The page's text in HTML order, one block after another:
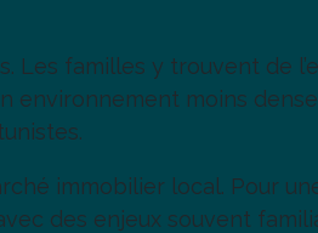
familles y trouvent de
environnement moins
immobilier local. Pour
des enjeux souvent